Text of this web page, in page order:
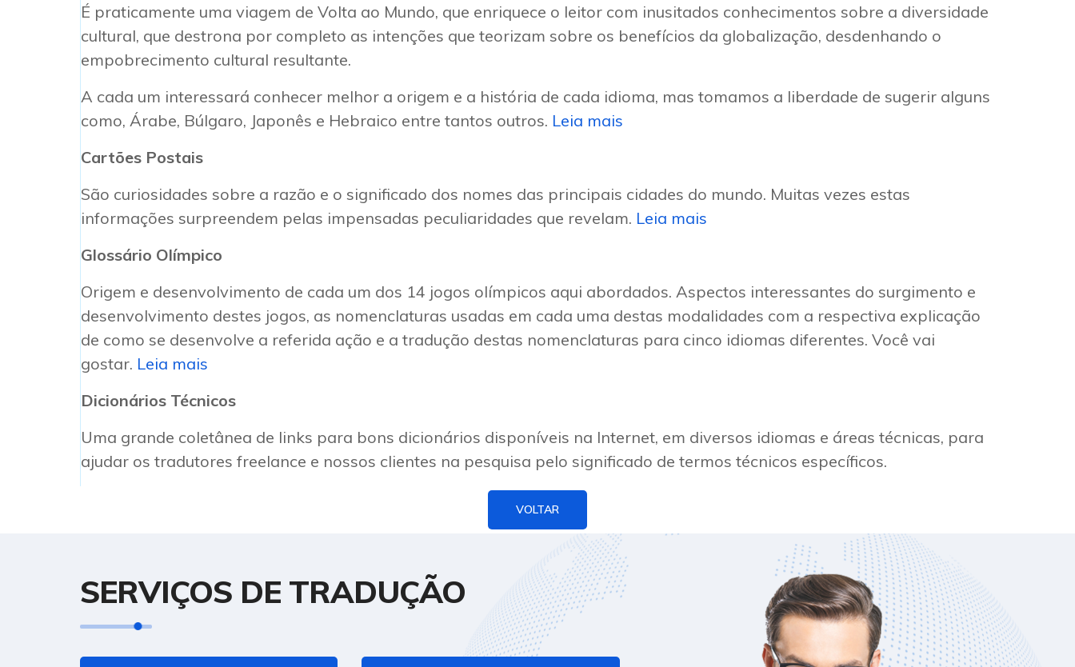
É praticamente uma viagem de Volta ao Mundo, que enriquece o leitor com inusitados conhecimentos sobre a diversidade
cultural, que destrona por completo as intenções que teorizam sobre os benefícios da globalização, desdenhando o
empobrecimento cultural resultante.
A cada um interessará conhecer melhor a origem e a história de cada idioma, mas tomamos a liberdade de sugerir alguns
como, Árabe, Búlgaro, Japonês e Hebraico entre tantos outros. Leia mais
Cartões Postais
São curiosidades sobre a razão e o significado dos nomes das principais cidades do mundo. Muitas vezes estas
informações surpreendem pelas impensadas peculiaridades que revelam. Leia mais
Glossário Olímpico
Origem e desenvolvimento de cada um dos 14 jogos olímpicos aqui abordados. Aspectos interessantes do surgimento e
desenvolvimento destes jogos, as nomenclaturas usadas em cada uma destas modalidades com a respectiva explicação
de como se desenvolve a referida ação e a tradução destas nomenclaturas para cinco idiomas diferentes. Você vai
gostar. Leia mais
Dicionários Técnicos
Uma grande coletânea de links para bons dicionários disponíveis na Internet, em diversos idiomas e áreas técnicas, para
ajudar os tradutores freelance e nossos clientes na pesquisa pelo significado de termos técnicos específicos.
VOLTAR
SERVIÇOS DE TRADUÇÃO